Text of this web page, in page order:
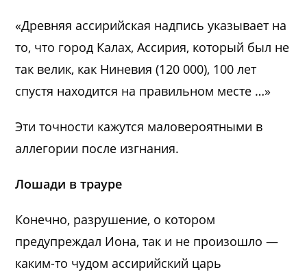
«Древняя ассирийская надпись указывает на
то, что город Калах, Ассирия, который был не
так велик, как Ниневия (120 000), 100 лет
спустя находится на правильном месте …»
Эти точности кажутся маловероятными в
аллегории после изгнания.
Лошади в трауре
Конечно, разрушение, о котором
предупреждал Иона, так и не произошло —
каким-то чудом ассирийский царь